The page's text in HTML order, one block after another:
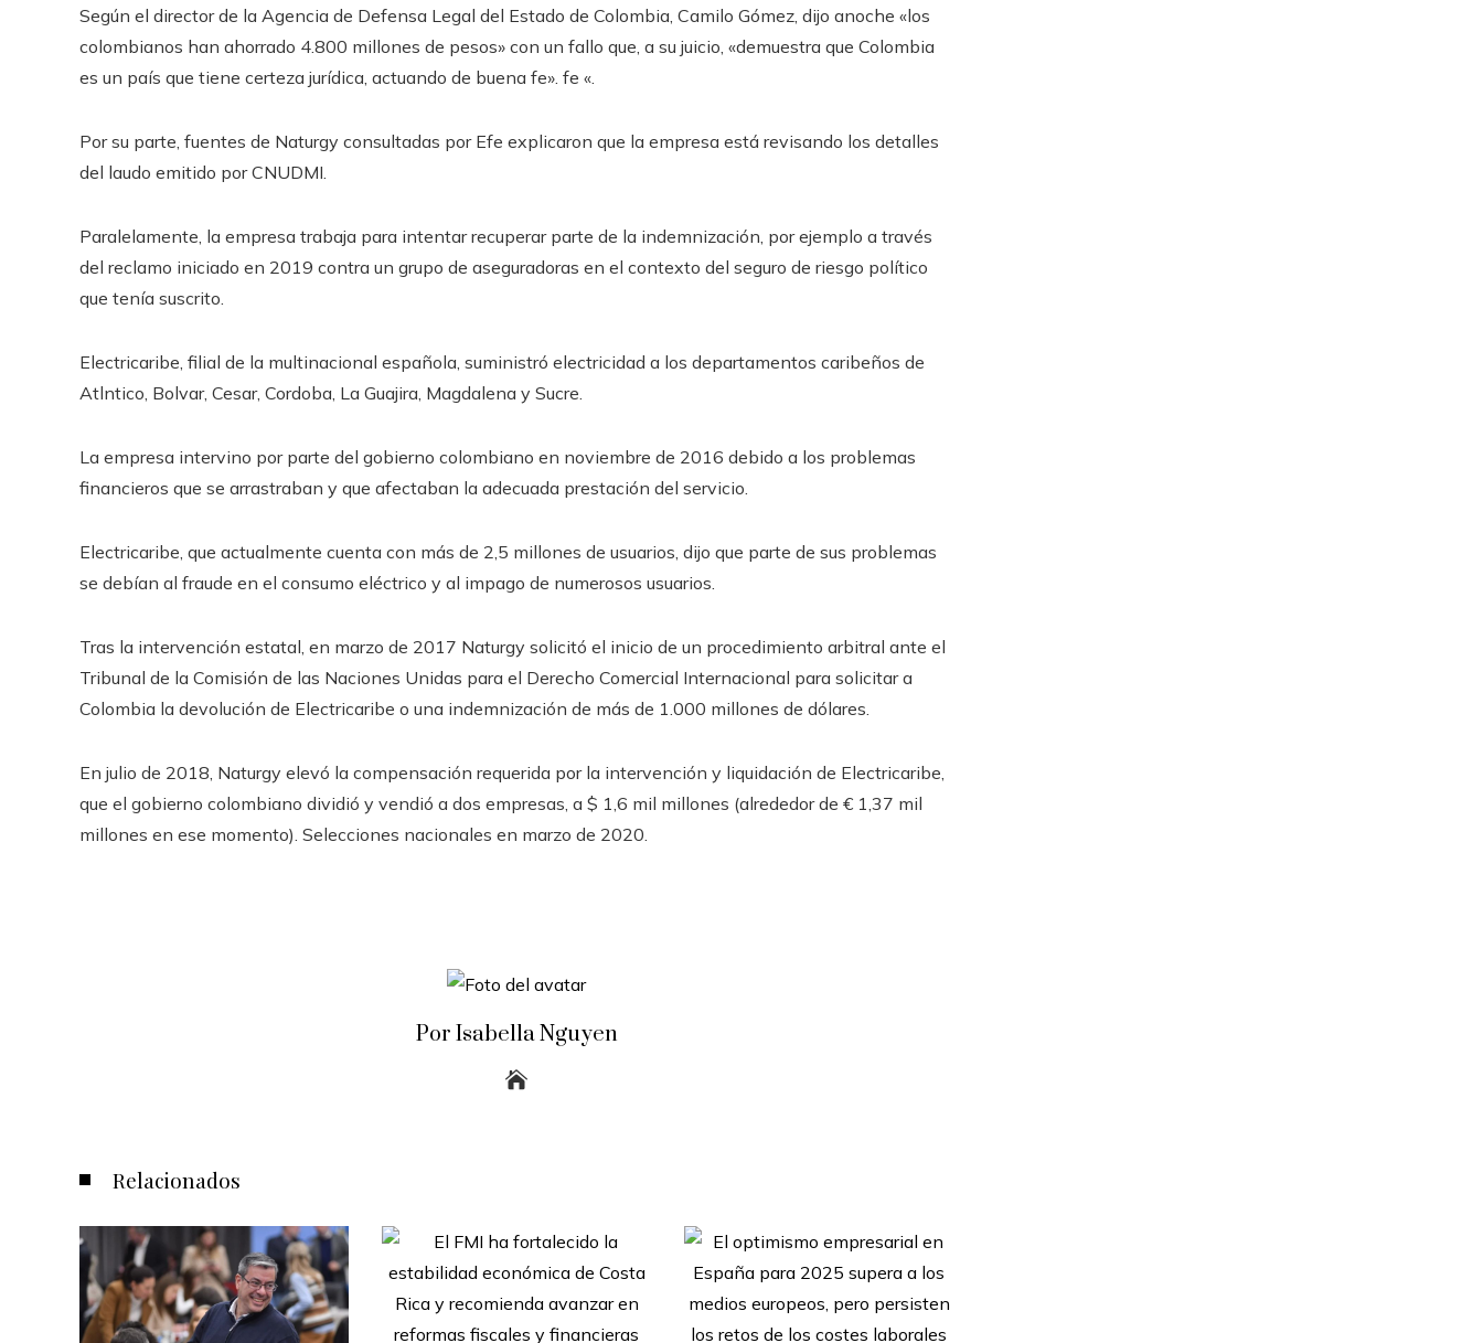
Según el director de la Agencia de Defensa Legal del Estado de Colombia, Camilo Gómez, dijo anoche «los
colombianos han ahorrado 4.800 millones de pesos» con un fallo que, a su juicio, «demuestra que Colombia
es un país que tiene certeza jurídica, actuando de buena fe». fe «.
Por su parte, fuentes de Naturgy consultadas por Efe explicaron que la empresa está revisando los detalles
del laudo emitido por CNUDMI.
Paralelamente, la empresa trabaja para intentar recuperar parte de la indemnización, por ejemplo a través
del reclamo iniciado en 2019 contra un grupo de aseguradoras en el contexto del seguro de riesgo político
que tenía suscrito.
Electricaribe, filial de la multinacional española, suministró electricidad a los departamentos caribeños de
Atlntico, Bolvar, Cesar, Cordoba, La Guajira, Magdalena y Sucre.
La empresa intervino por parte del gobierno colombiano en noviembre de 2016 debido a los problemas
financieros que se arrastraban y que afectaban la adecuada prestación del servicio.
Electricaribe, que actualmente cuenta con más de 2,5 millones de usuarios, dijo que parte de sus problemas
se debían al fraude en el consumo eléctrico y al impago de numerosos usuarios.
Tras la intervención estatal, en marzo de 2017 Naturgy solicitó el inicio de un procedimiento arbitral ante el
Tribunal de la Comisión de las Naciones Unidas para el Derecho Comercial Internacional para solicitar a
Colombia la devolución de Electricaribe o una indemnización de más de 1.000 millones de dólares.
En julio de 2018, Naturgy elevó la compensación requerida por la intervención y liquidación de Electricaribe,
que el gobierno colombiano dividió y vendió a dos empresas, a $ 1,6 mil millones (alrededor de € 1,37 mil
millones en ese momento). Selecciones nacionales en marzo de 2020.
Por Isabella Nguyen
Relacionados